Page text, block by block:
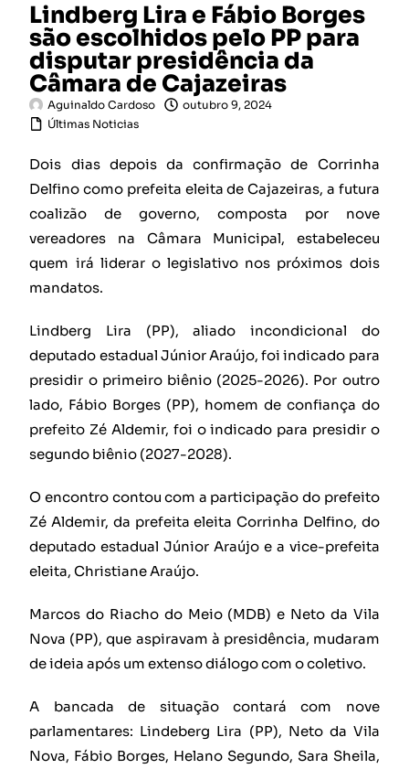
Lindberg Lira e Fábio Borges
são escolhidos pelo PP para
disputar presidência da
Câmara de Cajazeiras
Aguinaldo Cardoso
outubro 9, 2024
Últimas Noticias
Dois dias depois da confirmação de Corrinha
Delfino como prefeita eleita de Cajazeiras, a futura
coalizão de governo, composta por nove
vereadores na Câmara Municipal, estabeleceu
quem irá liderar o legislativo nos próximos dois
mandatos.
Lindberg Lira (PP), aliado incondicional do
deputado estadual Júnior Araújo, foi indicado para
presidir o primeiro biênio (2025-2026). Por outro
lado, Fábio Borges (PP), homem de confiança do
prefeito Zé Aldemir, foi o indicado para presidir o
segundo biênio (2027-2028).
O encontro contou com a participação do prefeito
Zé Aldemir, da prefeita eleita Corrinha Delfino, do
deputado estadual Júnior Araújo e a vice-prefeita
eleita, Christiane Araújo.
Marcos do Riacho do Meio (MDB) e Neto da Vila
Nova (PP), que aspiravam à presidência, mudaram
de ideia após um extenso diálogo com o coletivo.
A bancada de situação contará com nove
parlamentares: Lindeberg Lira (PP), Neto da Vila
Nova, Fábio Borges, Helano Segundo, Sara Sheila,